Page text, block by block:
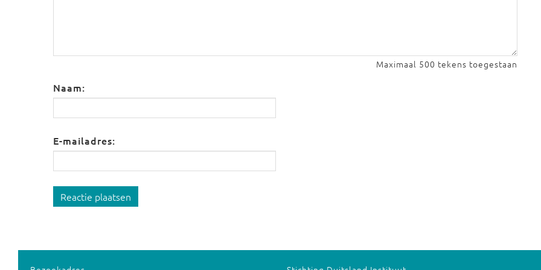
Maximaal 500 tekens toegestaan
Naam:
E-mailadres:
Reactie plaatsen